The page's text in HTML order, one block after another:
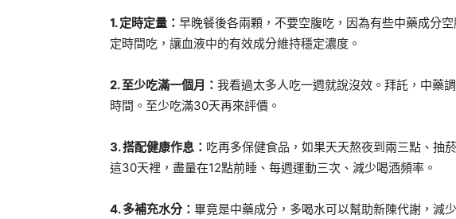
1. 定時定量： 早晚餐後各兩顆，不要空腹吃，因為有些中藥成分
定時間吃，讓血液中的有效成分維持穩定濃度。
2. 至少吃滿一個月： 我看過太多人吃一週就說沒效。拜託，中藥
時間。至少吃滿30天再來評價。
3. 搭配健康作息： 吃再多保健食品，如果天天熬夜到兩三點、抽
這30天裡，盡量在12點前睡、每週運動三次、減少喝酒頻率。
4. 多補充水分： 畢竟是中藥成分，多喝水可以幫助新陳代謝，減